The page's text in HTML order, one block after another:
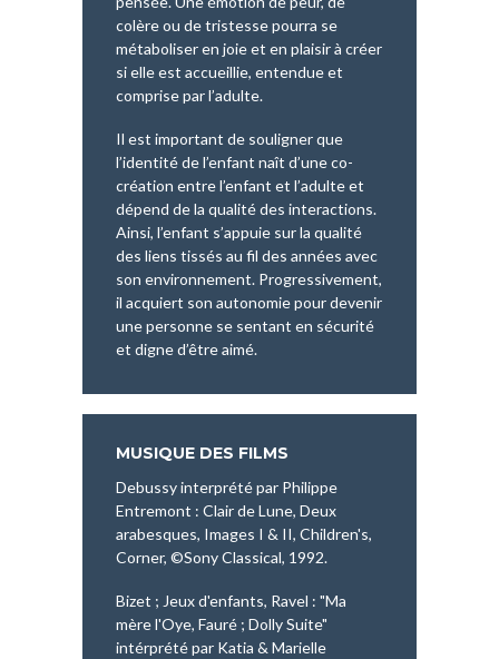
colère ou de tristesse pourra se
métaboliser en joie et en plaisir à créer
si elle est accueillie, entendue et
comprise par l’adulte.
Il est important de souligner que
l’identité de l’enfant naît d’une co-
création entre l’enfant et l’adulte et
dépend de la qualité des interactions.
Ainsi, l’enfant s’appuie sur la qualité
des liens tissés au fil des années avec
son environnement. Progressivement,
il acquiert son autonomie pour devenir
une personne se sentant en sécurité
et digne d’être aimé.
MUSIQUE DES FILMS
Debussy interprété par Philippe
Entremont : Clair de Lune, Deux
arabesques, Images I & II, Children's,
Corner, ©Sony Classical, 1992.
Bizet ; Jeux d'enfants, Ravel : "Ma
mère l'Oye, Fauré ; Dolly Suite"
intérprété par Katia & Marielle